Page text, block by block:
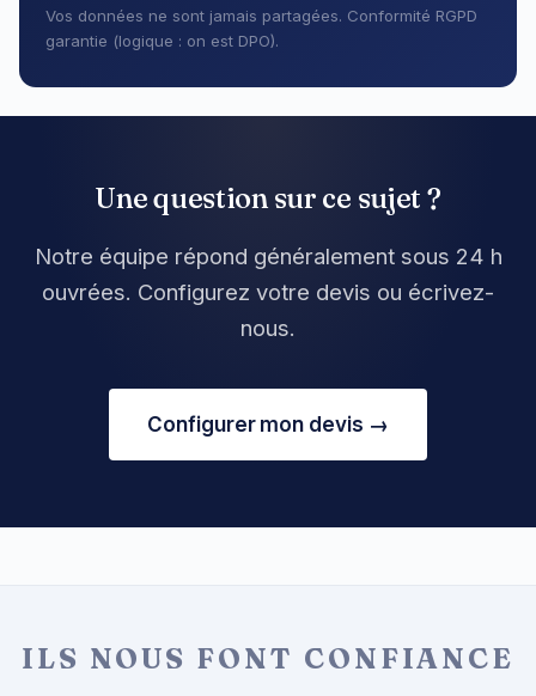
Vos données ne sont jamais partagées. Conformité RGPD
garantie (logique : on est DPO).
Une question sur ce sujet ?
Notre équipe répond généralement sous 24 h
ouvrées. Configurez votre devis ou écrivez-
nous.
Configurer mon devis →
ILS NOUS FONT CONFIANCE